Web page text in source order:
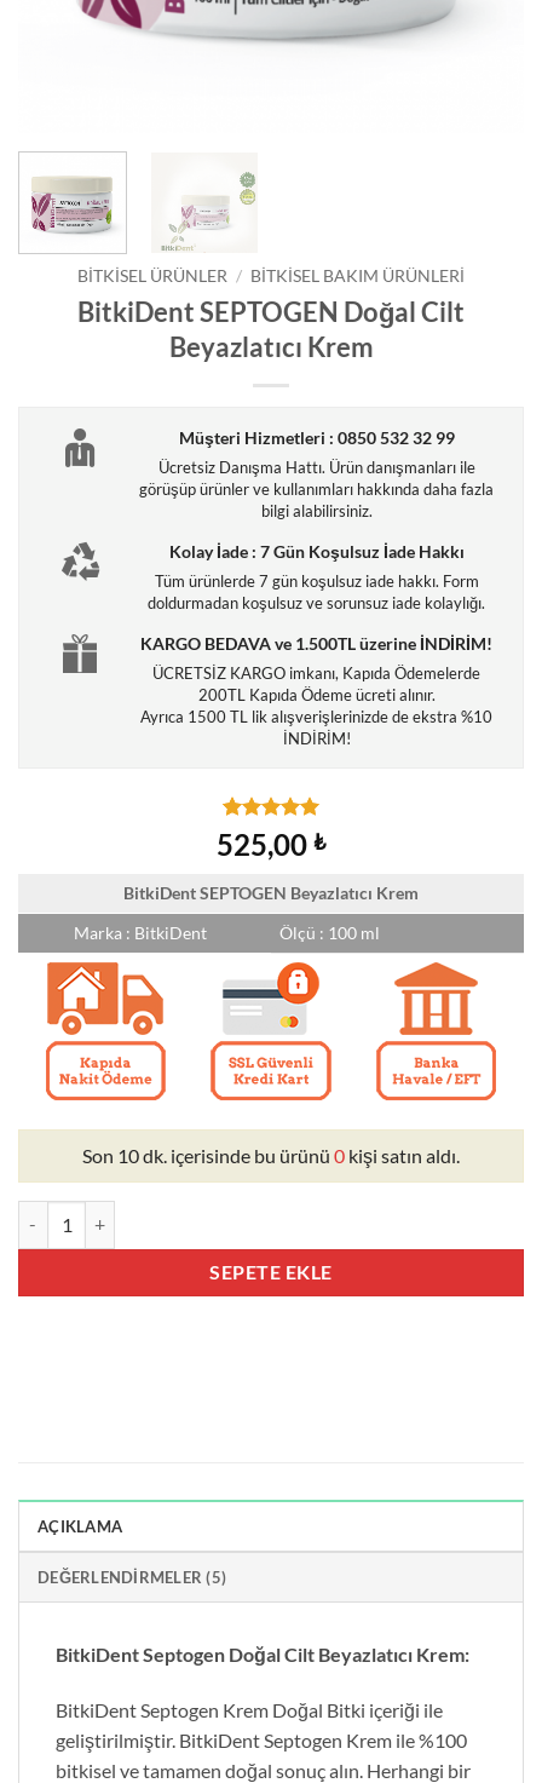
BITKISEL ÜRÜNLER / BITKISEL BAKIM ÜRÜNLERI
BitkiDent SEPTOGEN Doğal Cilt
Beyazlatıcı Krem
Müşteri Hizmetleri : 0850 532 32 99
Ücretsiz Danışma Hattı. Ürün danışmanları ile
görüşüp ürünler ve kullanımları hakkında daha fazla
bilgi alabilirsiniz.
Kolay İade : 7 Gün Koşulsuz İade Hakkı
Tüm ürünlerde 7 gün koşulsuz iade hakkı. Form
doldurmadan koşulsuz ve sorunsuz iade kolaylığı.
KARGO BEDAVA ve 1.500TL üzerine İNDİRİM!
ÜCRETSİZ KARGO imkanı, Kapıda Ödemelerde
200TL Kapıda Ödeme ücreti alınır.
Ayrıca 1500 TL lik alışverişlerinizde de ekstra %10
İNDİRİM!
3
müşteri
puanına
5 üzerinden
5puan aldı
525,00 ₺
BitkiDent SEPTOGEN Beyazlatıcı Krem
Marka : BitkiDent
Ölçü : 100 ml
Son 10 dk. içerisinde bu ürünü 0 kişi satın aldı.
SEPETE EKLE
AÇIKLAMA
DEĞERLENDIRMELER (5)
BitkiDent Septogen Doğal Cilt Beyazlatıcı Krem:
BitkiDent Septogen Krem Doğal Bitki içeriği ile
geliştirilmiştir. BitkiDent Septogen Krem ile %100
bitkisel ve tamamen doğal sonuç alın. Herhangi bir